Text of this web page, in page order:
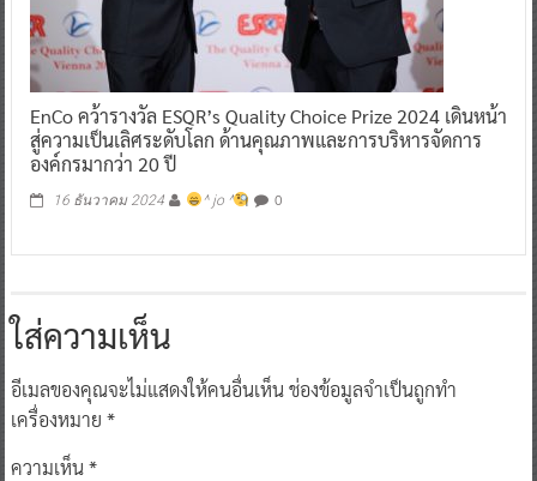
EnCo คว้ารางวัล ESQR’s Quality Choice Prize 2024 เดินหน้า
สู่ความเป็นเลิศระดับโลก ด้านคุณภาพและการบริหารจัดการ
องค์กรมากว่า 20 ปี
16 ธันวาคม 2024 ^ jo ^ 0
ใส่ความเห็น
อีเมลของคุณจะไม่แสดงให้คนอื่นเห็นช่องข้อมูลจำเป็นถูกทำ
เครื่องหมาย *
ความเห็น*